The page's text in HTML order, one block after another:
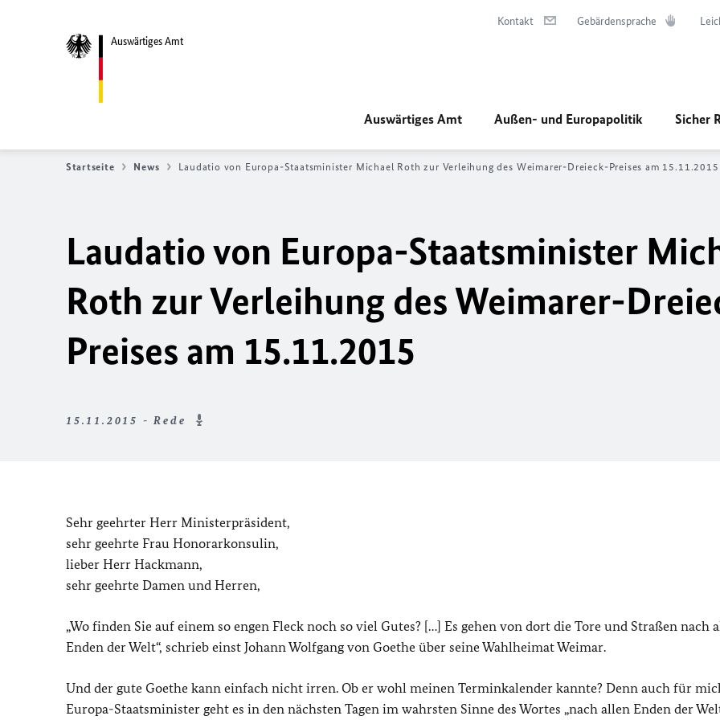
Auswärtiges Amt
Kontakt Gebärdensprache
Auswärtiges Amt Außen- und Europapolitik Sicher
Startseite News Laudatio von Europa-Staatsminister Michael Roth zur Verleihung des Weimarer-Dreieck-Preises am 15.11.2015
Laudatio von Europa-Staatsminister
Roth zur Verleihung des Weimarer-
Preises am 15.11.2015
15.11.2015 - Rede
Sehr geehrter Herr Ministerpräsident,
sehr geehrte Frau Honorarkonsulin,
lieber Herr Hackmann,
sehr geehrte Damen und Herren,
„Wo finden Sie auf einem so engen Fleck noch so viel Gutes? […] Es gehen von dort die Tore und Straßen nach
Enden der Welt“, schrieb einst Johann Wolfgang von Goethe über seine Wahlheimat Weimar.
Und der gute Goethe kann einfach nicht irren. Ob er wohl meinen Terminkalender kannte? Denn auch für
Europa-Staatsminister geht es in den nächsten Tagen im wahrsten Sinne des Wortes „nach allen Enden der